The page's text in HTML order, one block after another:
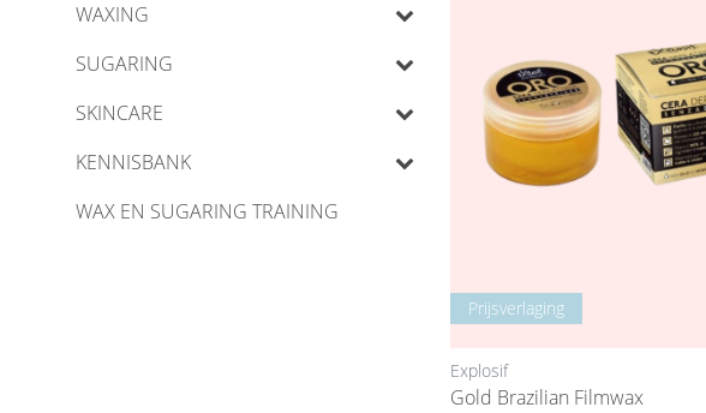
WAXING
SUGARING
SKINCARE
KENNISBANK
WAX EN SUGARING TRAINING
Prijsverlaging
Explosif
Gold Brazilian Filmwax